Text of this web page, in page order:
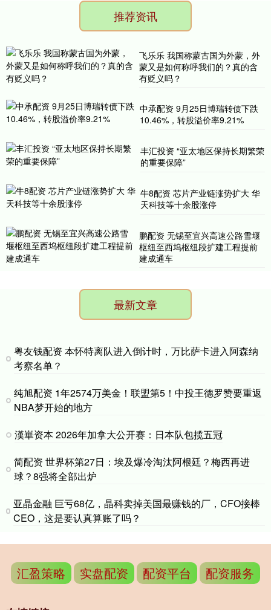
推荐资讯
飞乐乐 我国称蒙古国为外蒙，外
蒙又是如何称呼我们的？真的含
有贬义吗？
中承配资 9月25日博瑞转债下跌
10.46%，转股溢价率9.21%
丰汇投资 “亚太地区保持长期繁荣
的重要保障”
牛8配资 芯片产业链涨势扩大 华
天科技等十余股涨停
鹏配资 无锡至宜兴高速公路雪堰
枢纽至西坞枢纽段扩建工程提前
建成通车
最新文章
粤友钱配资 本怀特离队进入倒计时，万比萨卡进入阿森纳
考察名单？
纯旭配资 1年2574万美金！联盟第5！中投王德罗赞要重返
NBA梦开始的地方
漢崋资本 2026年加拿大公开赛：日本队包揽五冠
简配资 世界杯第27日：埃及爆冷淘汰阿根廷？梅西再进
球？8强将全部出炉
亚晶金融 巨亏68亿，晶科卖掉美国最赚钱的厂，CFO接棒
CEO，这是要认真算账了吗？
汇盈策略 实盘配资 配资平台 配资服务